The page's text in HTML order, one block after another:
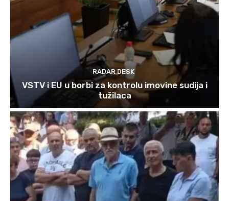
RADAR DESK
VSTV i EU u borbi za kontrolu imovine sudija i
tužilaca